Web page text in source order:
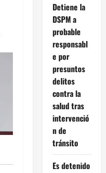
Detiene la
DSPM a
probable
responsabl
e por
presuntos
delitos
contra la
salud tras
intervenció
n de
tránsito
Es detenido